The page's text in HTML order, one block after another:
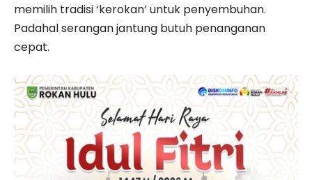
memilih tradisi ‘kerokan’ untuk penyembuhan.
Padahal serangan jantung butuh penanganan
cepat.